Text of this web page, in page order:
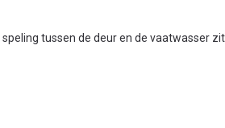
tussen de deur en de vaatwasser